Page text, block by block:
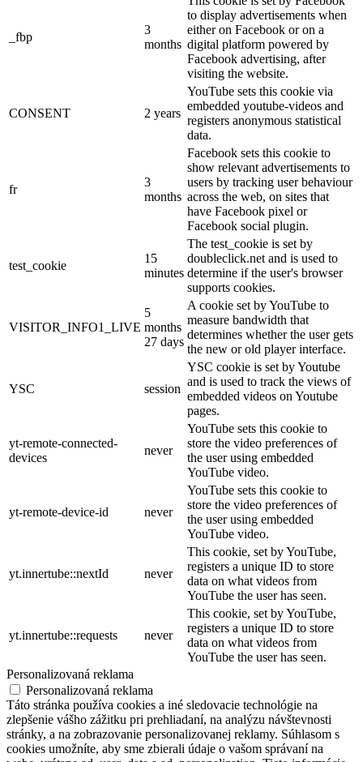
_fbp
3
months
to display advertisements when
either on Facebook or on a
digital platform powered by
Facebook advertising, after
visiting the website.
CONSENT 2 years
YouTube sets this cookie via
embedded youtube-videos and
registers anonymous statistical
data.
fr
3
months
Facebook sets this cookie to
show relevant advertisements to
users by tracking user behaviour
across the web, on sites that
have Facebook pixel or
Facebook social plugin.
test_cookie
15
minutes
The test_cookie is set by
doubleclick.net and is used to
determine if the user's browser
supports cookies.
VISITOR_INFO1_LIVE
5
months
27 days
A cookie set by YouTube to
measure bandwidth that
determines whether the user gets
the new or old player interface.
YSC session
YSC cookie is set by Youtube
and is used to track the views of
embedded videos on Youtube
pages.
yt-remote-connected-
devices
never
YouTube sets this cookie to
store the video preferences of
the user using embedded
YouTube video.
yt-remote-device-id never
YouTube sets this cookie to
store the video preferences of
the user using embedded
YouTube video.
yt.innertube::nextId never
This cookie, set by YouTube,
registers a unique ID to store
data on what videos from
YouTube the user has seen.
yt.innertube::requests never
This cookie, set by YouTube,
registers a unique ID to store
data on what videos from
YouTube the user has seen.
Personalizovaná reklama
Personalizovaná reklama
Táto stránka používa cookies a iné sledovacie technológie na
zlepšenie vášho zážitku pri prehliadaní, na analýzu návštevnosti
stránky, a na zobrazovanie personalizovanej reklamy. Súhlasom s
cookies umožníte, aby sme zbierali údaje o vašom správaní na